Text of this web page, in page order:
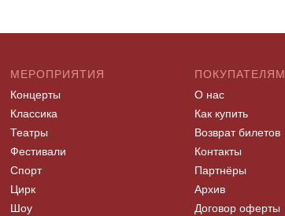
МЕРОПРИЯТИЯ
Концерты
Классика
Театры
Фестивали
Спорт
Цирк
Шоу
ПОКУПАТЕЛЯМ
О нас
Как купить
Возврат билетов
Контакты
Партнёры
Архив
Договор оферты